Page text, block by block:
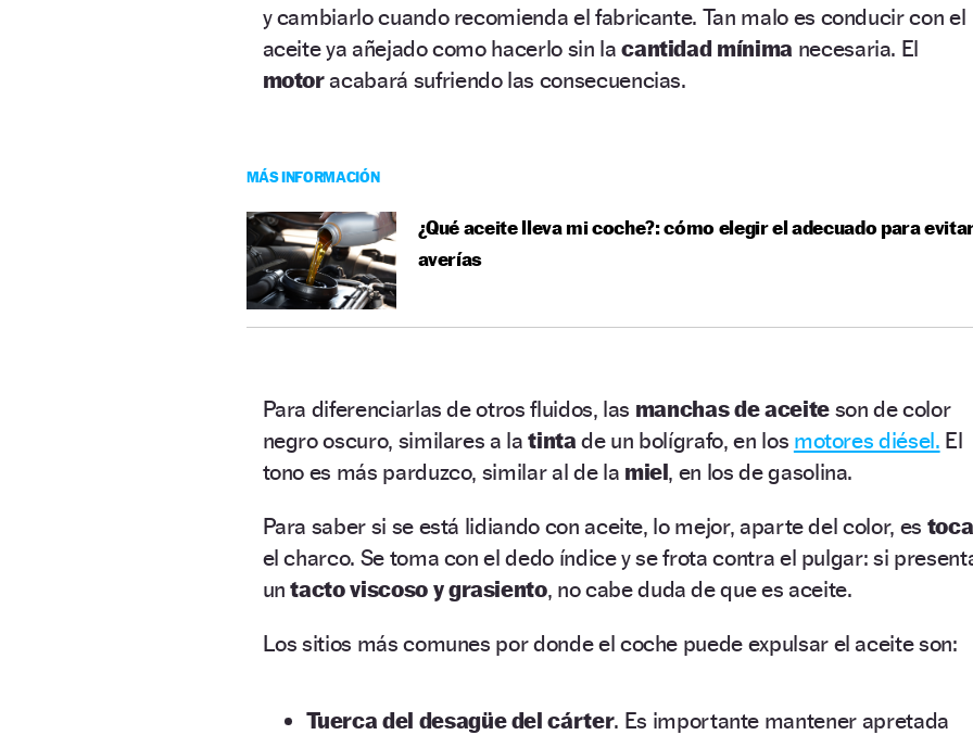
y cambiarlo cuando recomienda el fabricante. Tan malo es conducir con el
aceite ya añejado como hacerlo sin lacantidad mínima necesaria. El
motoracabará sufriendo las consecuencias.
MÁS INFORMACIÓN
¿Qué aceite lleva mi coche?: cómo elegir el adecuado para
averías
Para diferenciarlas de otros fluidos, las manchas de aceite son de color
negro oscuro, similares a latinta de un bolígrafo, en los motores diésel. El
tono es más parduzco, similar al de la miel, en los de gasolina.
Para saber si se está lidiando con aceite, lo mejor, aparte del color, es
el charco. Se toma con el dedo índice y se frota contra el pulgar: si
untacto viscoso y grasiento, no cabe duda de que es aceite.
Los sitios más comunes por donde el coche puede expulsar el aceite son:
Tuerca del desagüe del cárter. Es importante mantener apretada